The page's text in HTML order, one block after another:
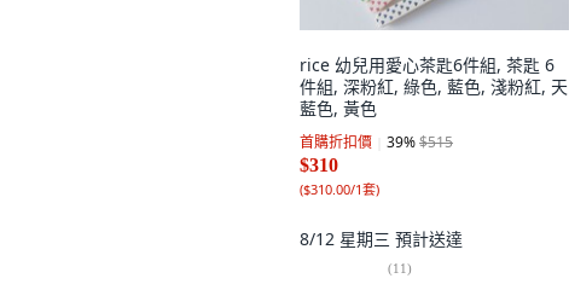
rice 幼兒用愛心茶匙6件組, 茶匙 6
件組, 深粉紅, 綠色, 藍色, 淺粉紅, 天
藍色, 黃色
首購折扣價 39%$515
$310
($310.00/1套)
8/12 星期三 預計送達
(11)